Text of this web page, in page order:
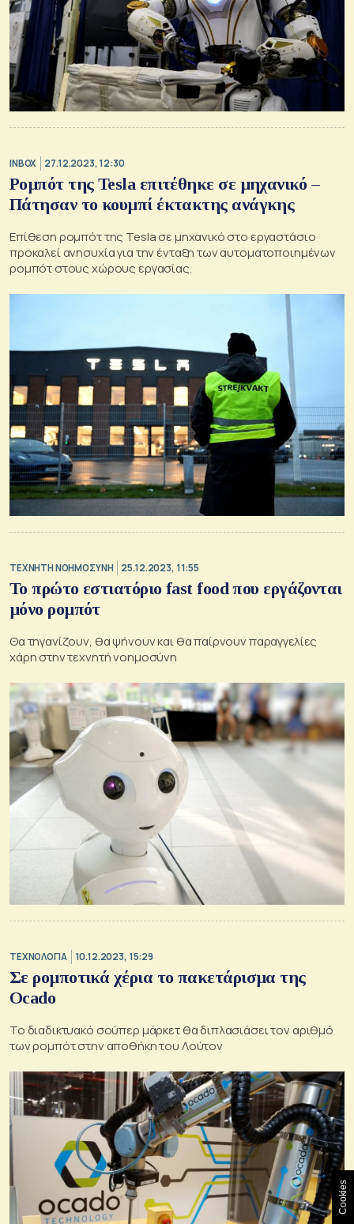
INBOX 27.12.2023, 12:30
Ρομπότ της Tesla επιτέθηκε σε μηχανικό –
Πάτησαν το κουμπί έκτακτης ανάγκης
Επίθεση ρομπότ της Tesla σε μηχανικό στο εργαστάσιο
προκαλεί ανησυχία για την ένταξη των αυτοματοποιημένων
ρομπότ στους χώρους εργασίας.
TΕΧΝΗΤΗ ΝΟΗΜΟΣΥΝΗ 25.12.2023, 11:55
Το πρώτο εστιατόριο fast food που εργάζονται
μόνο ρομπότ
Θα τηγανίζουν, θα ψήνουν και θα παίρνουν παραγγελίες
χάρη στην τεχνητή νοημοσύνη
ΤΕΧΝΟΛΟΓΙΑ 10.12.2023, 15:29
Σε ρομποτικά χέρια το πακετάρισμα της
Ocado
Το διαδικτυακό σούπερ μάρκετ θα διπλασιάσει τον αριθμό
των ρομπότ στην αποθήκη του Λούτον
Cookies